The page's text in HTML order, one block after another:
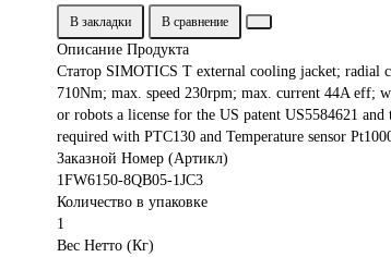
В закладки В сравнение
Описание Продукта
Статор SIMOTICS T external cooling jacket; radial
710Nm; max. speed 230rpm; max. current 44A eff;
or robots a license for the US patent US5584621
required with PTC130 and Temperature sensor
Заказной Номер (Артикл)
1FW6150-8QB05-1JC3
Количество в упаковке
1
Вес Нетто (Кг)